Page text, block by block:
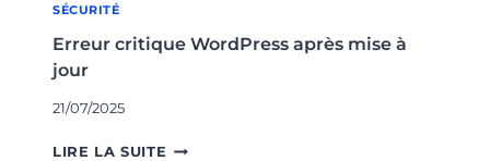
SÉCURITÉ
Erreur critique WordPress après mise à
jour
21/07/2025
LIRE LA SUITE ERREUR